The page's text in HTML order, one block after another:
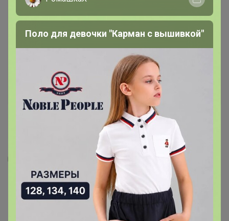
3
Кардиган мужской GREG G136-KF-т.синий
530
Поло для девочки "Карман с вышивкой"